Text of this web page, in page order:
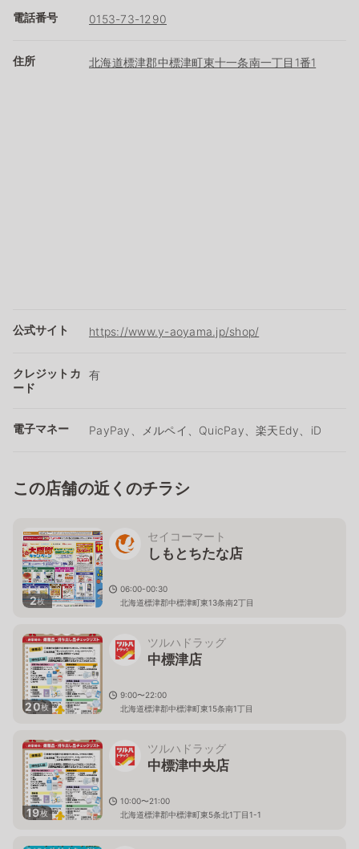
電話番号 0153-73-1290
住所 北海道標津郡中標津町東十一条南一丁目1番1
公式サイト https://www.y-aoyama.jp/shop/
クレジットカ
ード
有
電子マネー PayPay、メルペイ、QuicPay、楽天Edy、iD
この店舗の近くのチラシ
2枚
セイコーマート
しもとちたな店
06:00-00:30
北海道標津郡中標津町東13条南2丁目
20枚
ツルハドラッグ
中標津店
9:00〜22:00
北海道標津郡中標津町東15条南1丁目
19枚
ツルハドラッグ
中標津中央店
10:00〜21:00
北海道標津郡中標津町東5条北1丁目1-1